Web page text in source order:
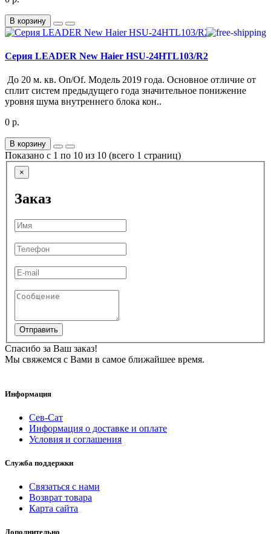
В корзину
Серия LEADER New Haier HSU-24HTL103/R2
До 20 м. кв. On/Of. Модель 2019 года. Основное отличие от
сплит систем предыдущего года значительное понижение
уровня шума внутреннего блока кон..
0 р.
В корзину
Показано с 1 по 10 из 10 (всего 1 страниц)
×
Заказ
Отправить
Спасибо за Ваш заказ!
Мы свяжемся с Вами в самое ближайшее время.
Информация
Сев-Сат
Информация о доставке и оплате
Условия и соглашения
Служба поддержки
Связаться с нами
Возврат товара
Карта сайта
Дополнительно